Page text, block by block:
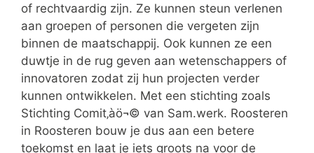
of rechtvaardig zijn. Ze kunnen steun verlenen
aan groepen of personen die vergeten zijn
binnen de maatschappij. Ook kunnen ze een
duwtje in de rug geven aan wetenschappers of
innovatoren zodat zij hun projecten verder
kunnen ontwikkelen. Met een stichting zoals
Stichting Comit‚àö¬© van Sam.werk. Roosteren
in Roosteren bouw je dus aan een betere
toekomst en laat je iets groots na voor de